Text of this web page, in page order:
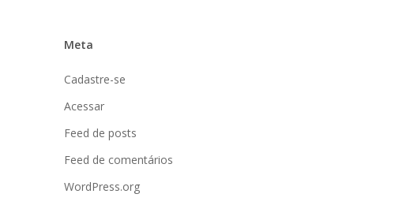
Meta
Cadastre-se
Acessar
Feed de posts
Feed de comentários
WordPress.org